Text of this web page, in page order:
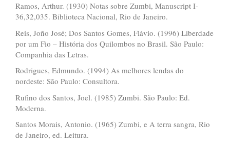
Ramos, Arthur. (1930) Notas sobre Zumbi, Manuscript I-
36,32,035. Biblioteca Nacional, Rio de Janeiro.
Reis, Joño José; Dos Santos Gomes, Flávio. (1996) Liberdade
por um Fio – História dos Quilombos no Brasil. São Paulo:
Companhia das Letras.
Rodrigues, Edmundo. (1994) As melhores lendas do
nordeste: São Paulo: Consultora.
Rufino dos Santos, Joel. (1985) Zumbi. São Paulo: Ed.
Moderna.
Santos Morais, Antonio. (1965) Zumbi, e A terra sangra, Rio
de Janeiro, ed. Leitura.